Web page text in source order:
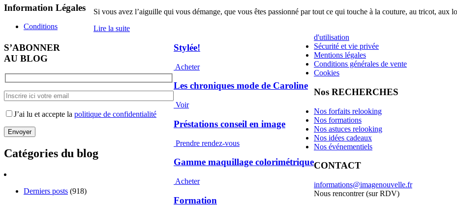
Si vous avez l’aiguille qui vous démange, que vous êtes passionné par tout ce qui touche à la couture, au tricot, aux
Lire la suite
S’ABONNER
AU BLOG
J’ai lu et accepte la politique de confidentialité
Catégories du blog
Derniers posts (918)
Stylée!
Acheter
Les chroniques mode de Caroline
Voir
Préstations conseil en image
Prendre rendez-vous
Gamme maquillage colorimétrique
Acheter
Formation
Information Légales
Conditions
d'utilisation
Sécurité et vie privée
Mentions légales
Conditions générales de vente
Cookies
Nos RECHERCHES
Nos forfaits relooking
Nos formations
Nos astuces relooking
Nos idées cadeaux
Nos événementiels
CONTACT
informations@imagenouvelle.fr
Nous rencontrer (sur RDV)